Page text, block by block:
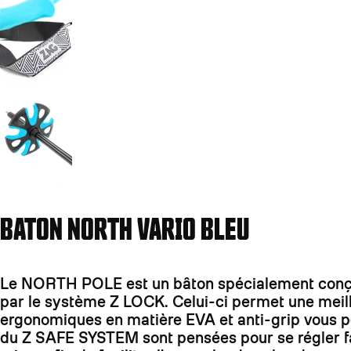
BATON NORTH VARIO BLEU
Le NORTH POLE est un bâton spécialement
par le système Z LOCK. Celui-ci permet une
ergonomiques en matière EVA et anti-grip vous
du Z SAFE SYSTEM sont pensées pour se